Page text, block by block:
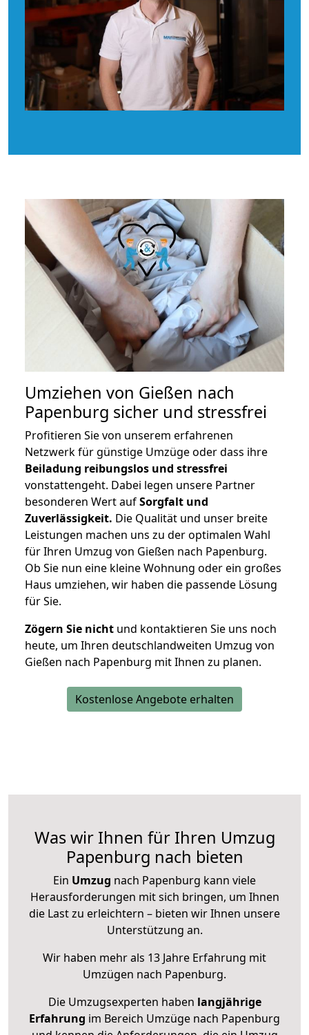
Umziehen von Gießen nach
Papenburg sicher und stressfrei
Profitieren Sie von unserem erfahrenen
Netzwerk für günstige Umzüge oder dass ihre
Beiladung reibungslos und stressfrei
vonstattengeht. Dabei legen unsere Partner
besonderen Wert aufSorgfalt und
Zuverlässigkeit. Die Qualität und unser breite
Leistungen machen uns zu der optimalen Wahl
für Ihren Umzug von Gießen nach Papenburg.
Ob Sie nun eine kleine Wohnung oder ein großes
Haus umziehen, wir haben die passende Lösung
für Sie.
Zögern Sie nicht und kontaktieren Sie uns noch
heute, um Ihren deutschlandweiten Umzug von
Gießen nach Papenburg mit Ihnen zu planen.
Kostenlose Angebote erhalten
Was wir Ihnen für Ihren Umzug
Papenburg nach bieten
Ein Umzug nach Papenburg kann viele
Herausforderungen mit sich bringen, um Ihnen
die Last zu erleichtern – bieten wir Ihnen unsere
Unterstützung an.
Wir haben mehr als 13 Jahre Erfahrung mit
Umzügen nach Papenburg.
Die Umzugsexperten haben langjährige
Erfahrung im Bereich Umzüge nach Papenburg